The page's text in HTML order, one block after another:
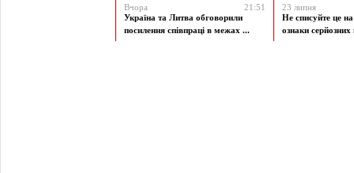
Вчора
21:51
Україна та Литва обговорили
посилення співпраці в межах ...
23 липня
Не списуйте це
ознаки